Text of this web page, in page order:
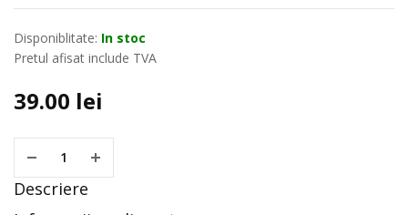
Disponiblitate: In stoc
Pretul afisat include TVA
39.00 lei
Descriere